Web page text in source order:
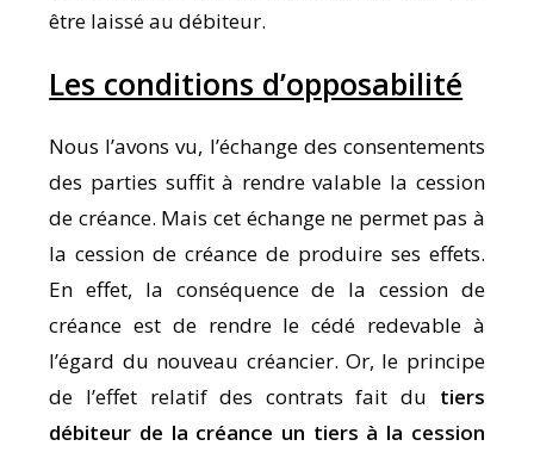
être laissé au débiteur.
Les conditions d’opposabilité
Nous l’avons vu, l’échange des consentements
des parties suffit à rendre valable la cession
de créance. Mais cet échange ne permet pas à
la cession de créance de produire ses effets.
En effet, la conséquence de la cession de
créance est de rendre le cédé redevable à
l’égard du nouveau créancier. Or, le principe
de l’effet relatif des contrats fait du tiers
débiteur de la créance un tiers à la cession